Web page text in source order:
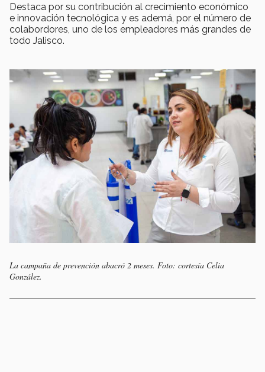
Destaca por su contribución al crecimiento económico
e innovación tecnológica y es ademá, por el número de
colabordores, uno de los empleadores más grandes de
todo Jalisco.
La campaña de prevención abacró 2 meses. Foto: cortesía Celia
González.